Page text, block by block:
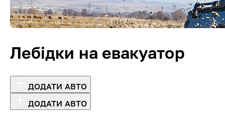
Лебідки на евакуатор
ДОДАТИ АВТО
ДОДАТИ АВТО